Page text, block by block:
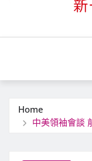
Home
中美領袖會談